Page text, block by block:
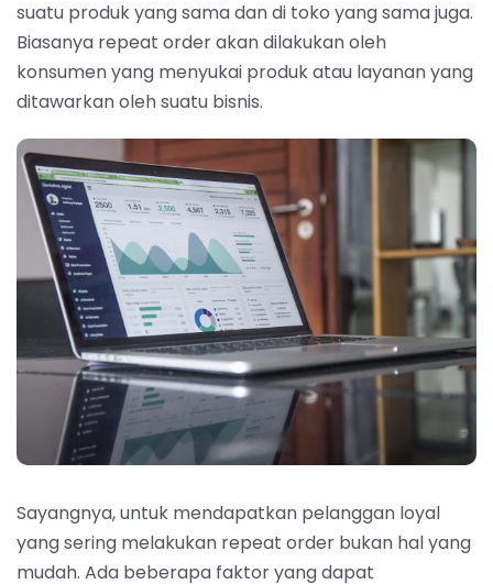
suatu produk yang sama dan di toko yang sama juga.
Biasanya repeat order akan dilakukan oleh
konsumen yang menyukai produk atau layanan yang
ditawarkan oleh suatu bisnis.
Sayangnya, untuk mendapatkan pelanggan loyal
yang sering melakukan repeat order bukan hal yang
mudah. Ada beberapa faktor yang dapat